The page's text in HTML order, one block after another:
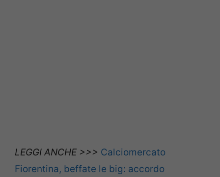
LEGGI ANCHE >>> Calciomercato
Fiorentina, beffate le big: accordo